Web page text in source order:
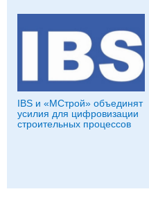
IBS и «МСтрой» объединят
усилия для цифровизации
строительных процессов